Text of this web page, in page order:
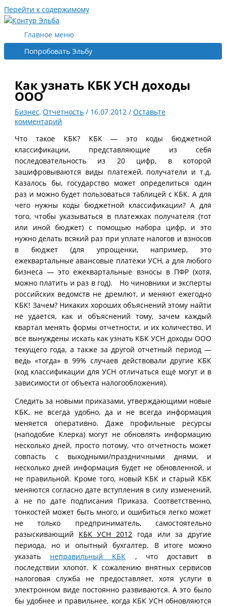
Перейти к содержимому
Главное меню
Попробовать Эльбу
Как узнать КБК УСН доходы
ООО
Бизнес,Отчетность / 16.07.2012/Оставьте
комментарий
Что такое КБК? КБК — это коды бюджетной
классификации, представляющие из себя
последовательность из 20 цифр, в которой
зашифровываются виды платежей, получатели и т.д.
Казалось бы, государство может определиться один
раз и можно будет пользоваться таблицей с КБК. А для
чего нужны коды бюджетной классификации? А для
того, чтобы указываться в платежках получателя (тот
или иной бюджет) с помощью набора цифр, и это
нужно делать всякий раз при уплате налогов и взносов
в бюджет (для упрощенки, например, это
ежеквартальные авансовые платежи УСН, а для любого
бизнеса — это ежеквартальные взносы в ПФР (хотя,
можно платить и раз в год). Но чиновники и эксперты
российских ведомств не дремлют, и меняют ежегодно
КБК! Зачем? Никаких хороших объяснений этому найти
не удается, как и объяснений тому, зачем каждый
квартал менять формы отчетности, и их количество. И
все вынуждены искать как узнать КБК УСН доходы ООО
текущего года, а также за другой отчетный период —
ведь «тогда» в 99% случаев действовали другие КБК
(код классификации для УСН отличаться ещё могут и в
зависимости от объекта налогообложения).
Следить за новыми приказами, утверждающими новые
КБК, не всегда удобно, да и не всегда информация
меняется оперативно. Даже профильные ресурсы
(наподобие Клерка) могут не обновлять информацию
несколько дней, просто потому, что отчетность может
совпасть с выходными/праздничными днями, и
несколько дней информация будет не обновленной, и
не правильной. Кроме того, новый КБК и старый КБК
меняются согласно дате вступления в силу изменений,
а не по дате подписания Приказа. Соответственно,
тонкостей может быть много, и ошибиться легко может
не только предприниматель, самостоятельно
разыскивающий КБК УСН 2012 года или за другие
периода, но и опытный бухгалтер. В итоге можно
указать неправильный КБК , что доставит в
последствии хлопот. К сожалению внятных сервисов
налоговая служба не предоставляет, хотя услуги в
электронном виде постоянно развиваются. А это было
бы удобнее и правильнее, когда КБК УСН обновляются